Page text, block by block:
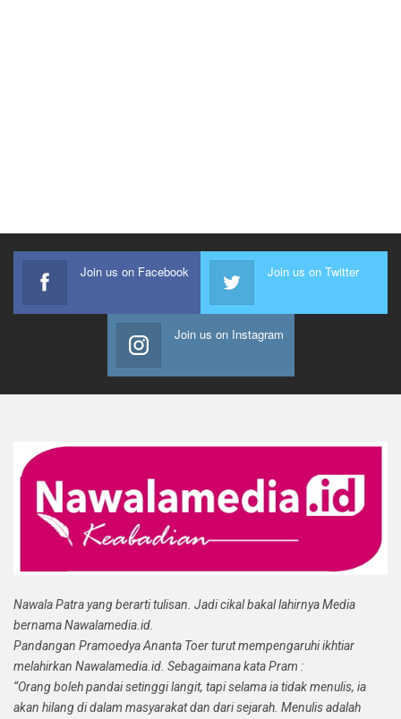
Join us on Facebook Join us on Twitter
Join us on Instagram
Nawala Patra yang berarti tulisan. Jadi cikal bakal lahirnya Media
bernama Nawalamedia.id.
Pandangan Pramoedya Ananta Toer turut mempengaruhi ikhtiar
melahirkan Nawalamedia.id. Sebagaimana kata Pram :
“Orang boleh pandai setinggi langit, tapi selama ia tidak menulis, ia
akan hilang di dalam masyarakat dan dari sejarah. Menulis adalah